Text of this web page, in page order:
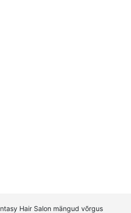
Hair Salon mängud võrgus